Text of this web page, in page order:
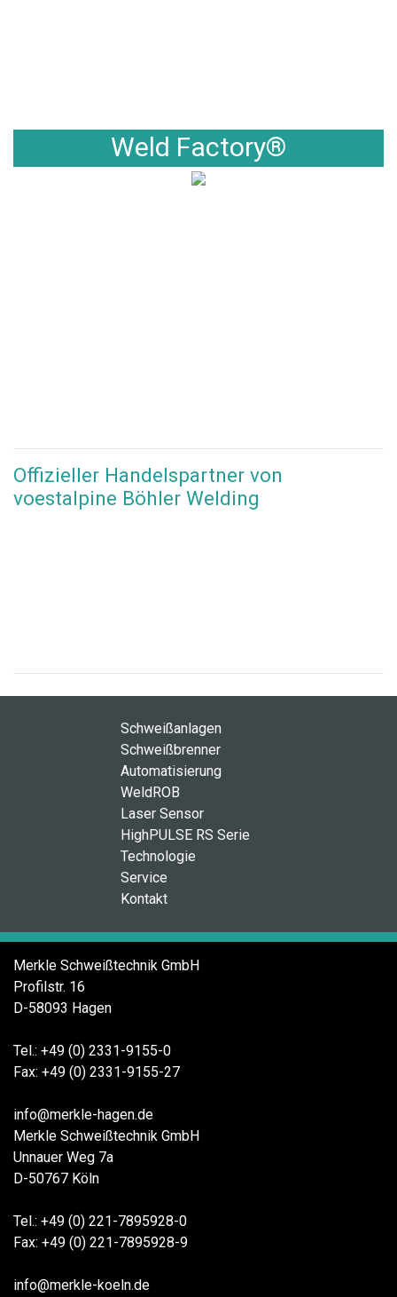
Weld Factory®
Offizieller Handelspartner von
voestalpine Böhler Welding
Schweißanlagen
Schweißbrenner
Automatisierung
WeldROB
Laser Sensor
HighPULSE RS Serie
Technologie
Service
Kontakt
Merkle Schweißtechnik GmbH
Profilstr. 16
D-58093 Hagen
Tel.: +49 (0) 2331-9155-0
Fax: +49 (0) 2331-9155-27
info@merkle-hagen.de
Merkle Schweißtechnik GmbH
Unnauer Weg 7a
D-50767 Köln
Tel.: +49 (0) 221-7895928-0
Fax: +49 (0) 221-7895928-9
info@merkle-koeln.de